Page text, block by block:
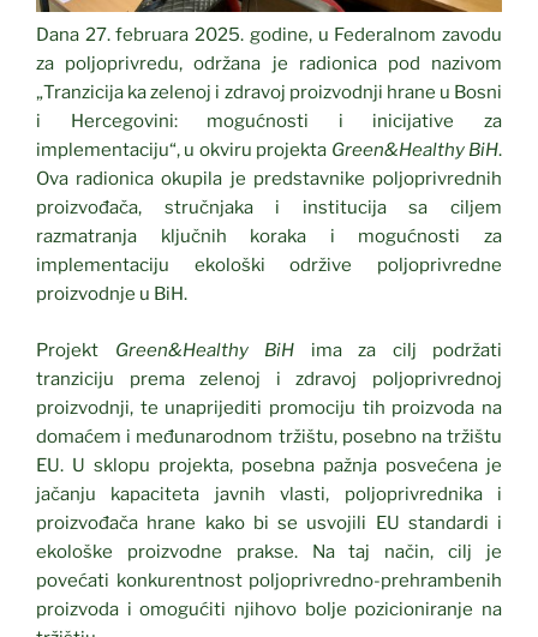
Dana 27. februara 2025. godine, u Federalnom zavodu
za poljoprivredu, održana je radionica pod nazivom
„Tranzicija ka zelenoj i zdravoj proizvodnji hrane u Bosni
i Hercegovini: mogućnosti i inicijative za
implementaciju“, u okviru projekta Green&Healthy BiH.
Ova radionica okupila je predstavnike poljoprivrednih
proizvođača, stručnjaka i institucija sa ciljem
razmatranja ključnih koraka i mogućnosti za
implementaciju ekološki održive poljoprivredne
proizvodnje u BiH.
Projekt Green&Healthy BiH ima za cilj podržati
tranziciju prema zelenoj i zdravoj poljoprivrednoj
proizvodnji, te unaprijediti promociju tih proizvoda na
domaćem i međunarodnom tržištu, posebno na tržištu
EU. U sklopu projekta, posebna pažnja posvećena je
jačanju kapaciteta javnih vlasti, poljoprivrednika i
proizvođača hrane kako bi se usvojili EU standardi i
ekološke proizvodne prakse. Na taj način, cilj je
povećati konkurentnost poljoprivredno-prehrambenih
proizvoda i omogućiti njihovo bolje pozicioniranje na